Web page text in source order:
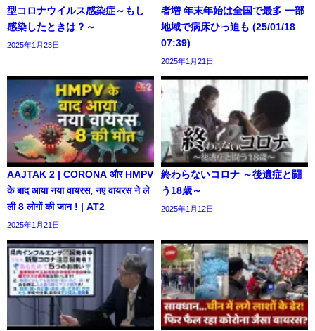
型コロナウイルス感染症～もし
感染したときは？～
2025年1月23日
者増 年末年始は全国で最多 一部
地域で病床ひっ迫も (25/01/18
07:39)
2025年1月21日
AAJTAK 2 | CORONA और HMPV
के बाद आया नया वायरस, नए वायरस ने ले
ली 8 लोगों की जान ! | AT2
2025年1月21日
終わらないコロナ ～後遺症と闘
う18歳～
2025年1月12日